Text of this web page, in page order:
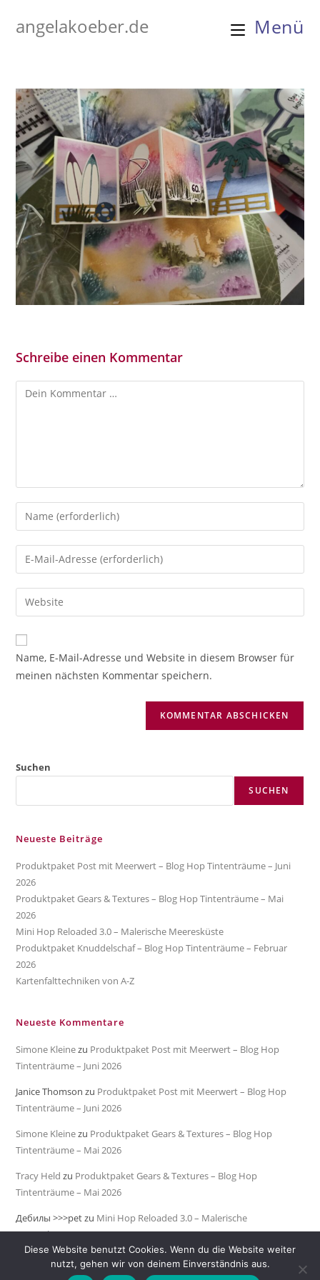
Inhaltangelakoeber.de Menü
Schreibe einen Kommentar
Kommentar
Gib
deinen
Namen
oder
zum
Kommentieren
ein
Gib
deine
E-
Mail-
zum
Kommentieren
ein
Gib
deine
Website-
URL
Name, E-Mail-Adresse und Website in diesem Browser für
meinen nächsten Kommentar speichern.
Suchen
SUCHEN
Neueste Beiträge
Produktpaket Post mit Meerwert – Blog Hop Tintenträume – Juni
2026
Produktpaket Gears & Textures – Blog Hop Tintenträume – Mai
2026
Mini Hop Reloaded 3.0 – Malerische Meeresküste
Produktpaket Knuddelschaf – Blog Hop Tintenträume – Februar
2026
Kartenfalttechniken von A-Z
Neueste Kommentare
Simone Kleinezu Produktpaket Post mit Meerwert – Blog Hop
Tintenträume – Juni 2026
Janice Thomson zu Produktpaket Post mit Meerwert – Blog Hop
Tintenträume – Juni 2026
Simone Kleinezu Produktpaket Gears & Textures – Blog Hop
Tintenträume – Mai 2026
Tracy Held zu Produktpaket Gears & Textures – Blog Hop
Tintenträume – Mai 2026
Дебилы >>>petzu Mini Hop Reloaded 3.0 – Malerische
Meeresküste
Diese Website benutzt Cookies. Wenn du die Website weiter
nutzt, gehen wir von deinem Einverständnis aus.